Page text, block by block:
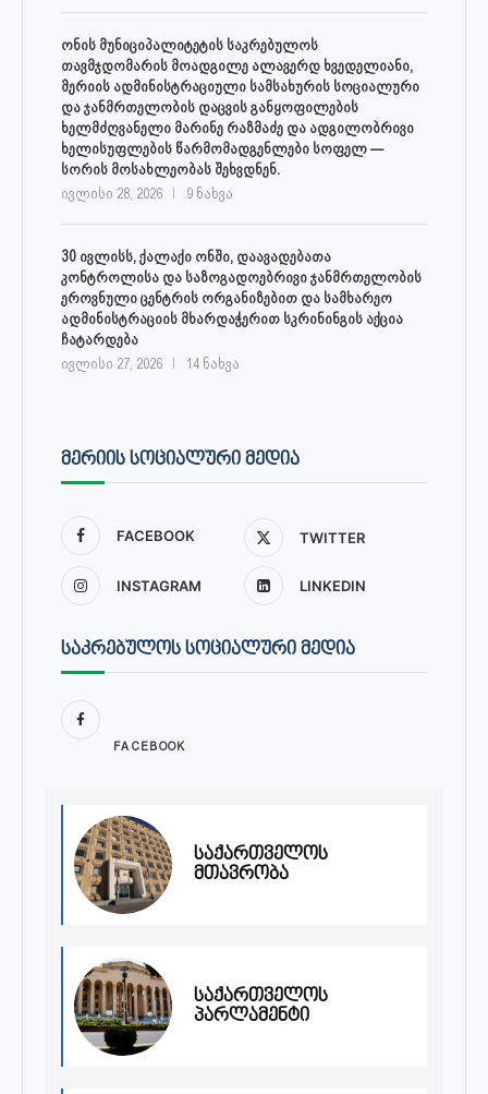
ონის მუნიციპალიტეტის საკრებულოს
თავმჯდომარის მოადგილე ალავერდ ხვედელიანი,
მერიის ადმინისტრაციული სამსახურის სოციალური
და ჯანმრთელობის დაცვის განყოფილების
ხელმძღვანელი მარინე რაზმაძე და ადგილობრივი
ხელისუფლების წარმომადგენლები სოფელ —
სორის მოსახლეობას შეხვდნენ.
ივლისი 28, 2026 9 ნახვა
30 ივლისს, ქალაქი ონში, დაავადებათა
კონტროლისა და საზოგადოებრივი ჯანმრთელობის
ეროვნული ცენტრის ორგანიზებით და სამხარეო
ადმინისტრაციის მხარდაჭერით სკრინინგის აქცია
ჩატარდება
ივლისი 27, 2026 14 ნახვა
ᲛᲔᲠᲘᲘᲡ ᲡᲝᲪᲘᲐᲚᲣᲠᲘ ᲛᲔᲓᲘᲐ
FACEBOOK TWITTER
INSTAGRAM LINKEDIN
ᲡᲐᲙᲠᲔᲑᲣᲚᲝᲡ ᲡᲝᲪᲘᲐᲚᲣᲠᲘ ᲛᲔᲓᲘᲐ
FACEBOOK
საქართველოს
მთავრობა
საქართველოს
პარლამენტი